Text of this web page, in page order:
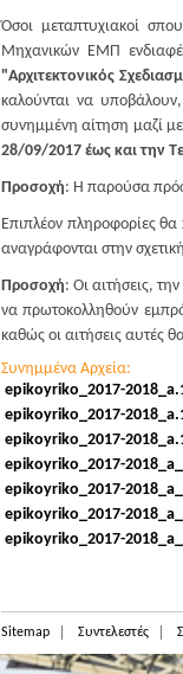
Όσοι μεταπτυχιακοί
Μηχανικών ΕΜΠ
"Αρχιτεκτονικός
καλούνται να
συνημμένη αίτηση μαζί με
28/09/2017 έως και την
Προσοχή: Η παρούσα
Επιπλέον πληροφορίες θα
αναγράφονται στην
Προσοχή: Οι αιτήσεις,
να πρωτοκολληθούν
καθώς οι αιτήσεις αυτές
Συνημμένα Αρχεία:
epikoyriko_2017-
epikoyriko_2017-
epikoyriko_2017-
epikoyriko_2017-
epikoyriko_2017-
epikoyriko_2017-
epikoyriko_2017-
Sitemap Συντελεστές